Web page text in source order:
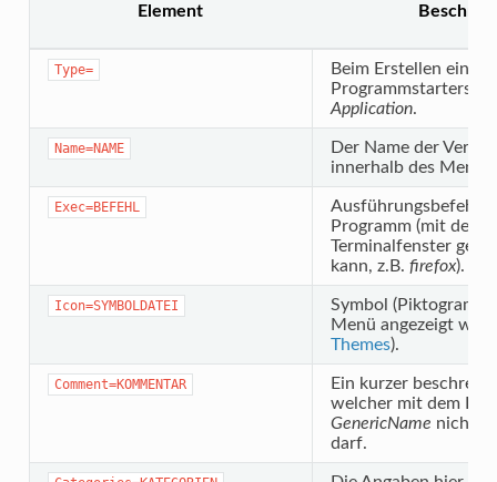
Element
Type=
Beim Erstellen eines
Programmstarters
Application.
Name=NAME
Der Name der
innerhalb des Menüs.
Exec=BEFEHL
Ausführungsbefehl
Programm (mit dem
Terminalfenster
kann, z.B. firefox).
Icon=SYMBOLDATEI
Symbol
Menü angezeigt
Themes).
Comment=KOMMENTAR
Ein kurzer
welcher mit dem
GenericName nicht
darf.